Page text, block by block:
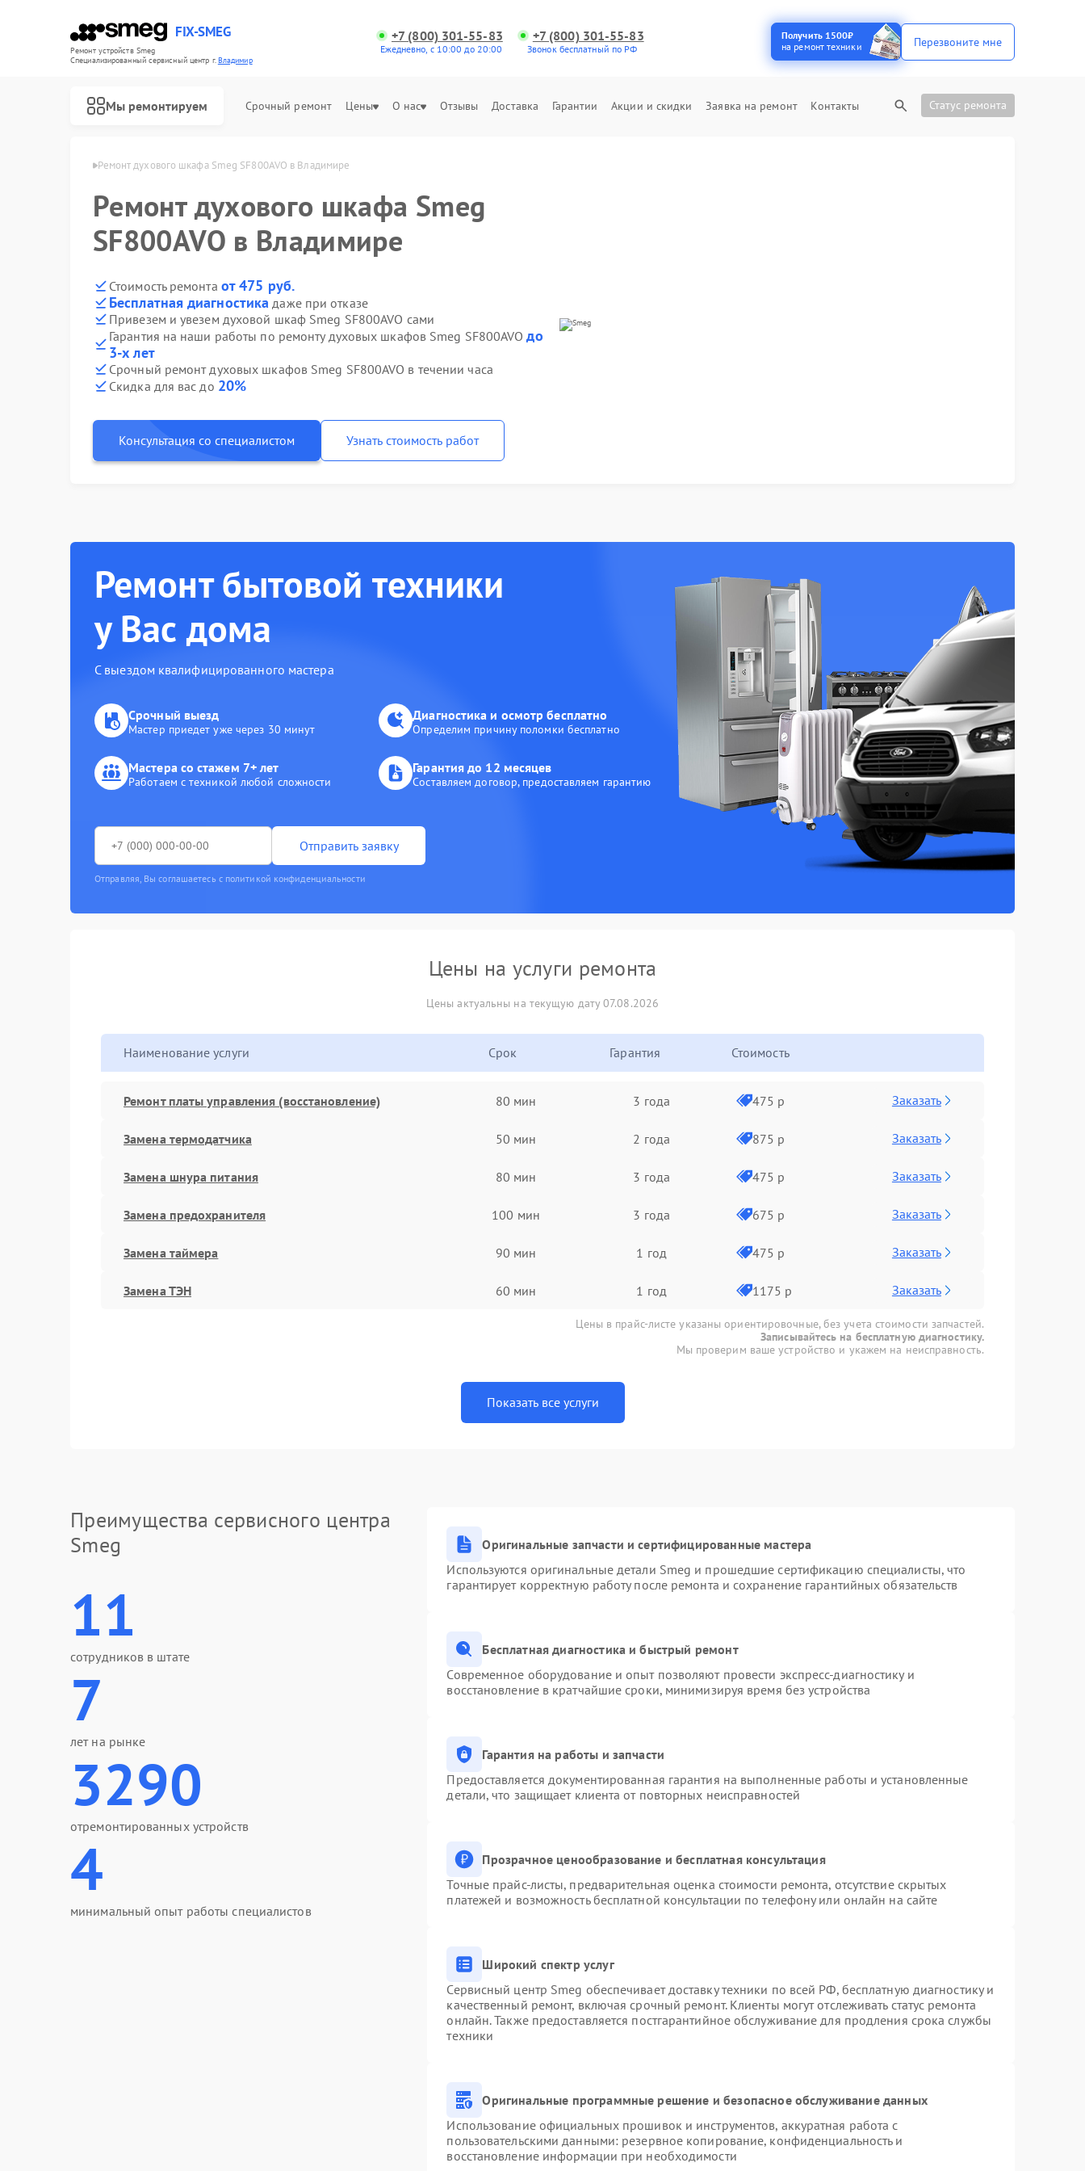
FIX-SMEG
Ремонт устройств Smeg
Специализированный cервисный центр г.Владимир
+7 (800) 301-55-83
Ежедневно, с 10:00 до 20:00
+7 (800) 301-55-83
Звонок бесплатный по РФ
Получить 1500₽
на ремонт техники
Перезвоните мне
Мы ремонтируем Срочный ремонт Цены О нас Отзывы Доставка Гарантии Акции и скидки Заявка на ремонт Контакты Статус ремонта
Ремонт духового шкафа Smeg SF800AVO в Владимире
Ремонт духового шкафа Smeg
SF800AVO в Владимире
Стоимость ремонта от 475 руб.
Бесплатная диагностика даже при отказе
Привезем и увезем духовой шкаф Smeg SF800AVO сами
Гарантия на наши работы по ремонту духовых шкафов Smeg SF800AVOдо
3-х лет
Срочный ремонт духовых шкафов Smeg SF800AVO в течении часа
Скидка для вас до 20%
Консультация со специалистом Узнать стоимость работ
Ремонт бытовой техники
у Вас дома
С выездом квалифицированного мастера
Срочный выезд
Мастер приедет уже через 30 минут
Диагностика и осмотр бесплатно
Определим причину поломки бесплатно
Мастера со стажем 7+ лет
Работаем с техникой любой сложности
Гарантия до 12 месяцев
Составляем договор, предоставляем гарантию
Отправить заявку
Отправляя, Вы соглашаетесь с политикой конфиденциальности
Цены на услуги ремонта
Цены актуальны на текущую дату 07.08.2026
Наименование услуги Срок Гарантия Стоимость
Ремонт платы управления (восстановление) 80 мин 3 года 475 р Заказать
Замена термодатчика 50 мин 2 года 875 р Заказать
Замена шнура питания 80 мин 3 года 475 р Заказать
Замена предохранителя 100 мин 3 года 675 р Заказать
Замена таймера 90 мин 1 год 475 р Заказать
Замена ТЭН 60 мин 1 год 1175 р Заказать
Цены в прайс-листе указаны ориентировочные, без учета стоимости запчастей.
Записывайтесь на бесплатную диагностику.
Мы проверим ваше устройство и укажем на неисправность.
Показать все услуги
Преимущества сервисного центра
Smeg
11
сотрудников в штате
7
лет на рынке
3290
отремонтированных устройств
4
минимальный опыт работы специалистов
Оригинальные запчасти и сертифицированные мастера
Используются оригинальные детали Smeg и прошедшие сертификацию специалисты, что
гарантирует корректную работу после ремонта и сохранение гарантийных обязательств
Бесплатная диагностика и быстрый ремонт
Современное оборудование и опыт позволяют провести экспресс-диагностику и
восстановление в кратчайшие сроки, минимизируя время без устройства
Гарантия на работы и запчасти
Предоставляется документированная гарантия на выполненные работы и установленные
детали, что защищает клиента от повторных неисправностей
Прозрачное ценообразование и бесплатная консультация
Точные прайс-листы, предварительная оценка стоимости ремонта, отсутствие скрытых
платежей и возможность бесплатной консультации по телефону или онлайн на сайте
Широкий спектр услуг
Сервисный центр Smeg обеспечивает доставку техники по всей РФ, бесплатную диагностику и
качественный ремонт, включая срочный ремонт. Клиенты могут отслеживать статус ремонта
онлайн. Также предоставляется постгарантийное обслуживание для продления срока службы
техники
Оригинальные программные решение и безопасное обслуживание данных
Использование официальных прошивок и инструментов, аккуратная работа с
пользовательскими данными: резервное копирование, конфиденциальность и
восстановление информации при необходимости